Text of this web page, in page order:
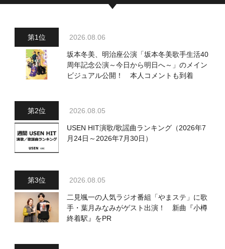
2026.08.06
坂本冬美、明治座公演「坂本冬美歌手生活40
周年記念公演～今日から明日へ～」のメイン
ビジュアル公開！ 本人コメントも到着
2026.08.05
USEN HIT演歌/歌謡曲ランキング（2026年7
月24日～2026年7月30日）
2026.08.05
二見颯一の人気ラジオ番組「やまステ」に歌
手・葉月みなみがゲスト出演！ 新曲『小樽
終着駅』をPR